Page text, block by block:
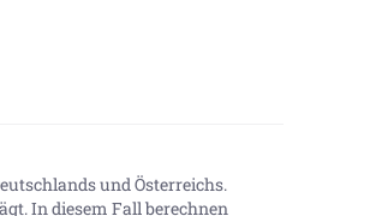
und Österreichs.
In diesem Fall berechnen